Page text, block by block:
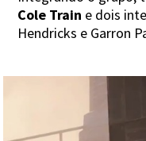
Cole Train e dois
Hendricks e Garron